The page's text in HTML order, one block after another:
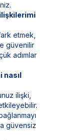
etmek,
güvenilir
adımlar
nasıl
ilişki,
güvensiz